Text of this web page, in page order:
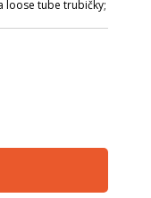
loose tube trubičky;